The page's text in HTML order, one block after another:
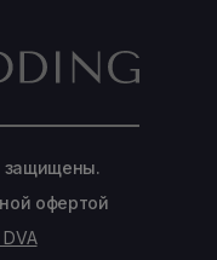
защищены.
офертой